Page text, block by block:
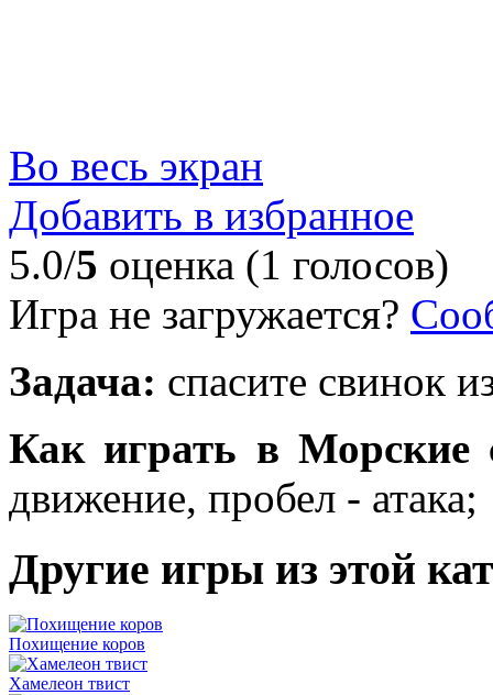
Во весь экран
Добавить в избранное
5.0/5 оценка (1 голосов)
Игра не загружается?
Задача: спасите свинок
Как играть в Морские
движение, пробел - атака;
Другие игры из этой
Похищение коров
Хамелеон твист